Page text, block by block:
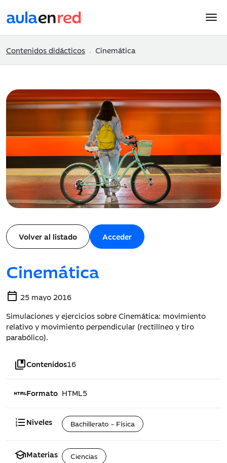
Contenidos didácticos Cinemática
Volver al listado Acceder
Cinemática
calendar_today 25 mayo 2016
Simulaciones y ejercicios sobre Cinemática: movimiento
relativo y movimiento perpendicular (rectilíneo y tiro
parabólico).
collections_bookmarkContenidos16
htmlFormato HTML5
format_list_numberedNiveles Bachillerato - Física
schoolMaterias Ciencias